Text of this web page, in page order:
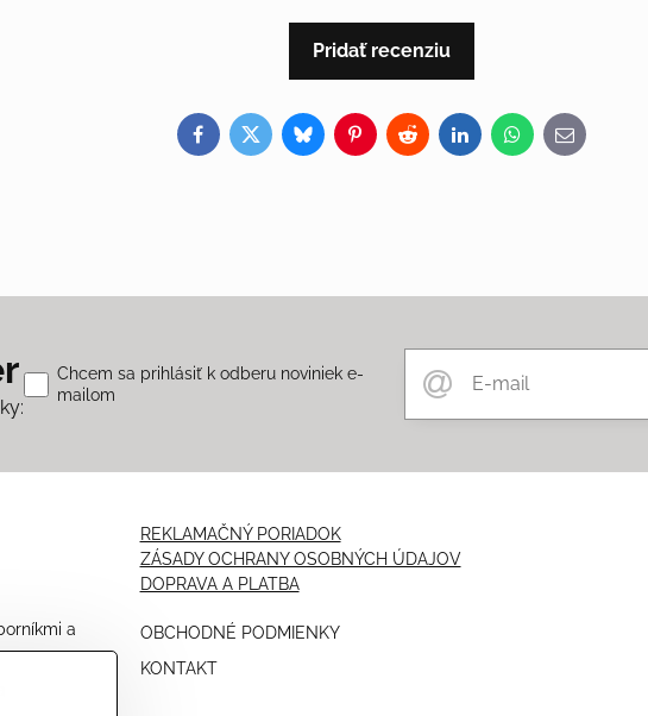
Pridať recenziu
Facebook
TwitterBlueskyPinterestRedditLinkedInWhatsApp
E-
mail
Chcem sa prihlásiť k odberu noviniek e-
mailom
a
REKLAMAČNÝ PORIADOK
ZÁSADY OCHRANY OSOBNÝCH ÚDAJOV
DOPRAVA A PLATBA
OBCHODNÉ PODMIENKY
KONTAKT